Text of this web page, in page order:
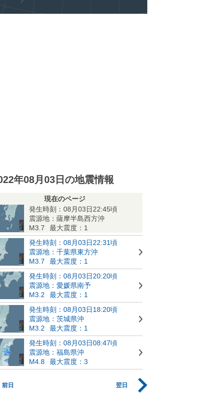
年08月03日の地震情報
現在のページ
発生時刻：08月03日22:45頃
震源地：薩摩半島西方沖
M3.7
最大震度：1
発生時刻：08月03日22:31頃
震源地：千葉県東方沖
M3.7
最大震度：1
発生時刻：08月03日20:20頃
震源地：愛媛県南予
M3.2
最大震度：1
発生時刻：08月03日18:20頃
震源地：茨城県沖
M3.2
最大震度：1
発生時刻：08月03日08:47頃
震源地：福島県沖
M4.8
最大震度：3
前日 翌日